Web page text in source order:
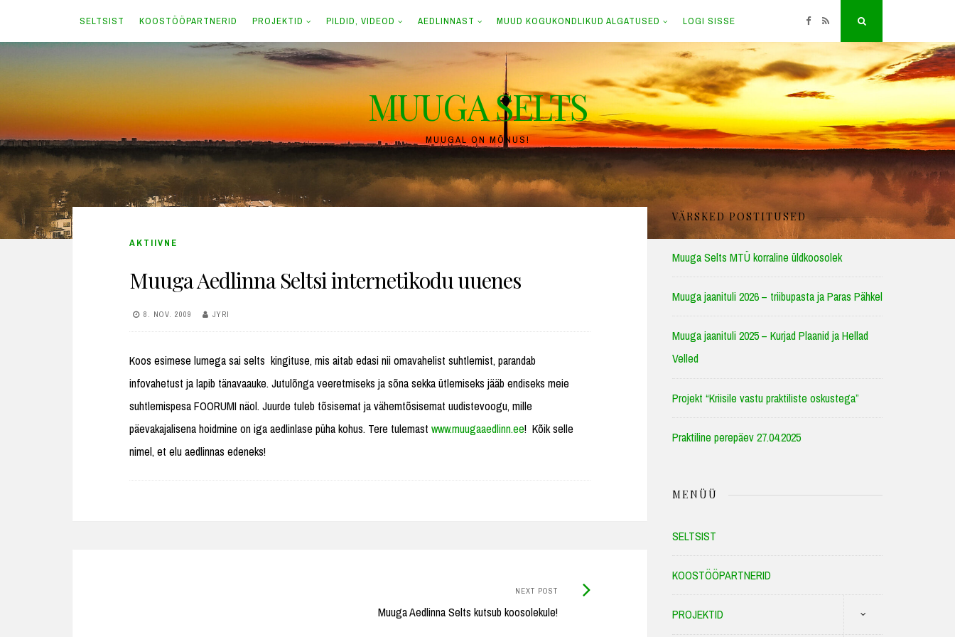
Skip
content
SELTSIST KOOSTÖÖPARTNERID PROJEKTID PILDID, VIDEOD AEDLINNAST MUUD KOGUKONDLIKUD ALGATUSED LOGI SISSE Facebook
RSS
MUUGA SELTS
MUUGAL ON MÕNUS!
AKTIIVNE
Muuga Aedlinna Seltsi internetikodu uuenes
8. NOV. 2009 JYRI
Koos esimese lumega sai selts kingituse, mis aitab edasi nii omavahelist suhtlemist, parandab
infovahetust ja lapib tänavaauke. Jutulõnga veeretmiseks ja sõna sekka ütlemiseks jääb endiseks meie
suhtlemispesa FOORUMI näol. Juurde tuleb tõsisemat ja vähemtõsisemat uudistevoogu, mille
päevakajalisena hoidmine on iga aedlinlase püha kohus. Tere tulemast www.muugaaedlinn.ee! Kõik selle
nimel, et elu aedlinnas edeneks!
NEXT POST
Muuga Aedlinna Selts kutsub koosolekule!
Next
VÄRSKED POSTITUSED
Muuga Selts MTÜ korraline üldkoosolek
Muuga jaanituli 2026 – triibupasta ja Paras Pähkel
Muuga jaanituli 2025 – Kurjad Plaanid ja Hellad
Velled
Projekt “Kriisile vastu praktiliste oskustega”
Praktiline perepäev 27.04.2025
MENÜÜ
SELTSIST
KOOSTÖÖPARTNERID
PROJEKTID